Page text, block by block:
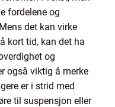
fordelene og
det kan virke
kort tid, kan det ha
og
også viktig å merke
er i strid med
til suspensjon eller